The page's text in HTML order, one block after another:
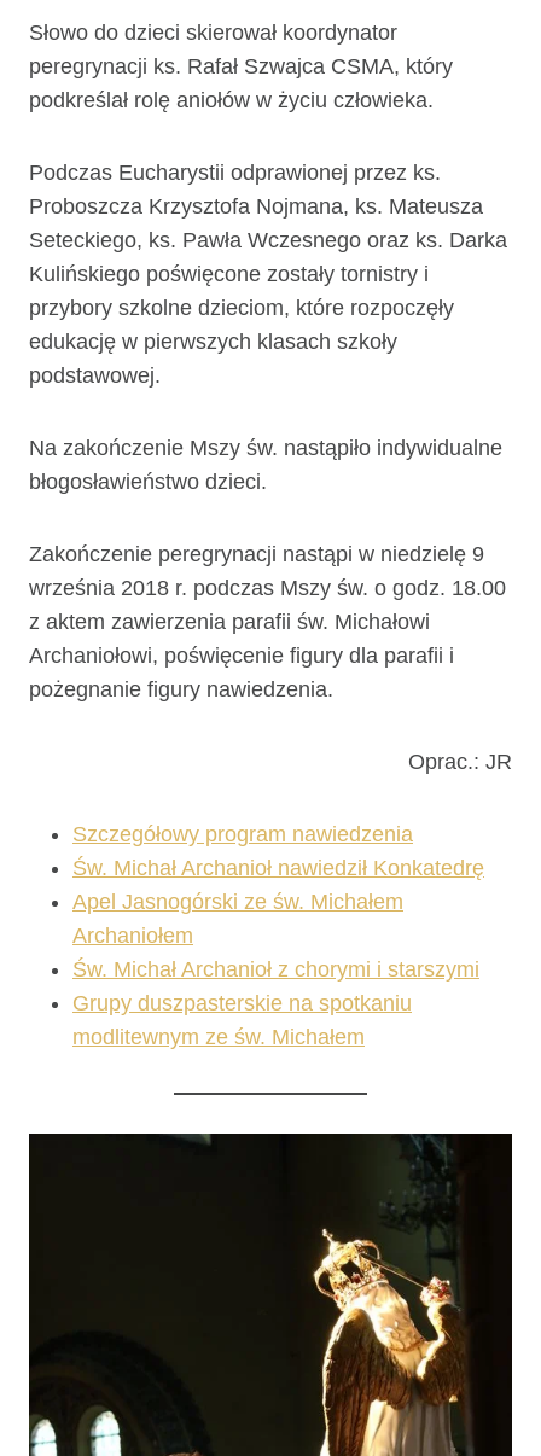
Słowo do dzieci skierował koordynator
peregrynacji ks. Rafał Szwajca CSMA, który
podkreślał rolę aniołów w życiu człowieka.
Podczas Eucharystii odprawionej przez ks.
Proboszcza Krzysztofa Nojmana, ks. Mateusza
Seteckiego, ks. Pawła Wczesnego oraz ks. Darka
Kulińskiego poświęcone zostały tornistry i
przybory szkolne dzieciom, które rozpoczęły
edukację w pierwszych klasach szkoły
podstawowej.
Na zakończenie Mszy św. nastąpiło indywidualne
błogosławieństwo dzieci.
Zakończenie peregrynacji nastąpi w niedzielę 9
września 2018 r. podczas Mszy św. o godz. 18.00
z aktem zawierzenia parafii św. Michałowi
Archaniołowi, poświęcenie figury dla parafii i
pożegnanie figury nawiedzenia.
Oprac.: JR
Szczegółowy program nawiedzenia
Św. Michał Archanioł nawiedził Konkatedrę
Apel Jasnogórski ze św. Michałem
Archaniołem
Św. Michał Archanioł z chorymi i starszymi
Grupy duszpasterskie na spotkaniu
modlitewnym ze św. Michałem